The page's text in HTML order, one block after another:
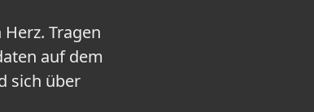
Herz. Tragen
auf dem
sich über